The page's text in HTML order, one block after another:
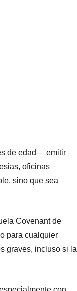
de edad— emitir
oficinas
sino que sea
Covenant de
para cualquier
graves, incluso si la
con